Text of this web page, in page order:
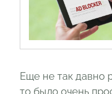
Еще не так давно
то было очень